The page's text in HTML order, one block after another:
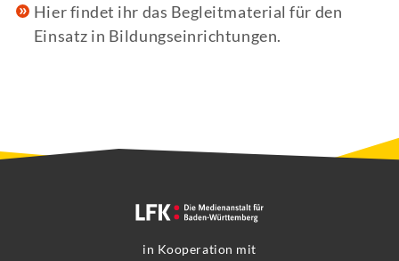
Hier findet ihr das Begleitmaterial für den
Einsatz in Bildungseinrichtungen.
in Kooperation mit